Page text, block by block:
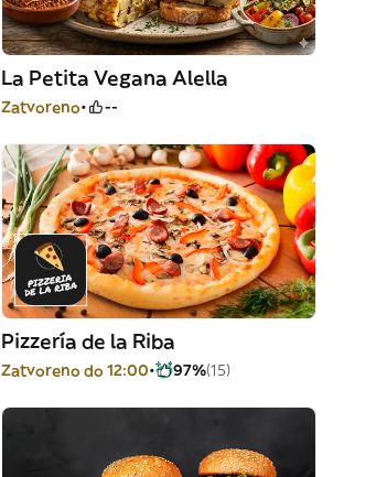
La Petita Vegana Alella
Zatvoreno --
Pizzería de la Riba
Zatvoreno do 12:00 97%(15)